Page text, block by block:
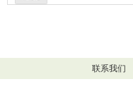
联系我们